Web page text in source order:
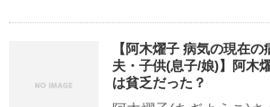
【阿木燿子 病気の現在
夫・子供(息子/娘)】阿木
は貧乏だった？